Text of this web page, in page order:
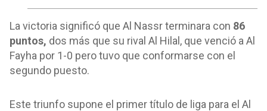
La victoria significó que Al Nassr terminara con 86
puntos, dos más que su rival Al Hilal, que venció a Al
Fayha por 1-0 pero tuvo que conformarse con el
segundo puesto.
Este triunfo supone el primer título de liga para el Al